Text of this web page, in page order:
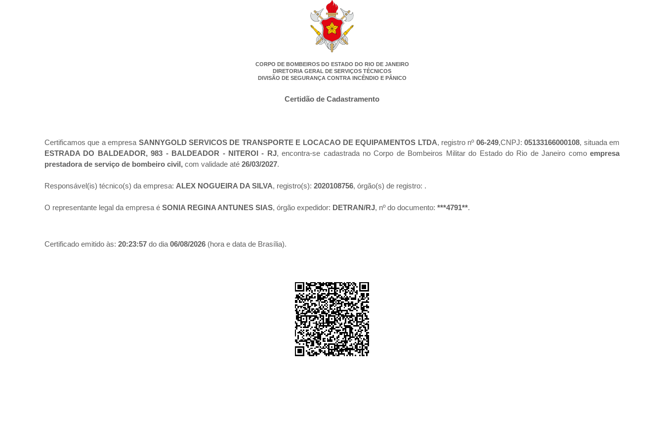
CORPO DE BOMBEIROS DO ESTADO DO RIO DE JANEIRO
DIRETORIA GERAL DE SERVIÇOS TÉCNICOS
DIVISÃO DE SEGURANÇA CONTRA INCÊNDIO E PÂNICO
Certidão de Cadastramento
Certificamos que a empresa SANNYGOLD SERVICOS DE TRANSPORTE E LOCACAO DE EQUIPAMENTOS LTDA, registro nº06-249,CNPJ:05133166000108, situada em
ESTRADA DO BALDEADOR, 983 - BALDEADOR - NITEROI - RJ, encontra-se cadastrada no Corpo de Bombeiros Militar do Estado do Rio de Janeiro como empresa
prestadora de serviço de bombeiro civil, com validade até 26/03/2027.
Responsável(is) técnico(s) da empresa: ALEX NOGUEIRA DA SILVA, registro(s): 2020108756, órgão(s) de registro: .
O representante legal da empresa é SONIA REGINA ANTUNES SIAS, órgão expedidor: DETRAN/RJ, nº do documento: ***4791**.
Certificado emitido às: 20:23:57 do dia 06/08/2026 (hora e data de Brasília).